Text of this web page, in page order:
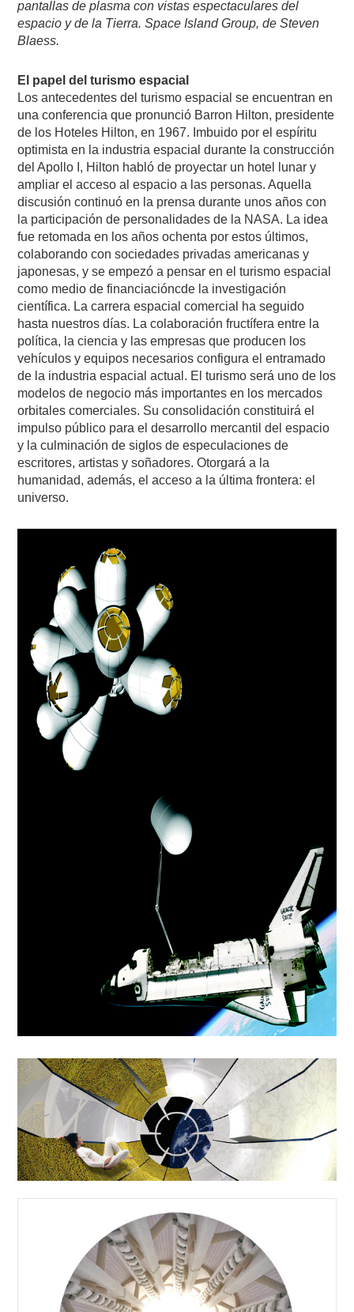
pantallas de plasma con vistas espectaculares del
espacio y de la Tierra. Space Island Group, de Steven
Blaess.
El papel del turismo espacial
Los antecedentes del turismo espacial se encuentran en
una conferencia que pronunció Barron Hilton, presidente
de los Hoteles Hilton, en 1967. Imbuido por el espíritu
optimista en la industria espacial durante la construcción
del Apollo I, Hilton habló de proyectar un hotel lunar y
ampliar el acceso al espacio a las personas. Aquella
discusión continuó en la prensa durante unos años con
la participación de personalidades de la NASA. La idea
fue retomada en los años ochenta por estos últimos,
colaborando con sociedades privadas americanas y
japonesas, y se empezó a pensar en el turismo espacial
como medio de financiacióncde la investigación
científica. La carrera espacial comercial ha seguido
hasta nuestros días. La colaboración fructífera entre la
política, la ciencia y las empresas que producen los
vehículos y equipos necesarios configura el entramado
de la industria espacial actual. El turismo será uno de los
modelos de negocio más importantes en los mercados
orbitales comerciales. Su consolidación constituirá el
impulso público para el desarrollo mercantil del espacio
y la culminación de siglos de especulaciones de
escritores, artistas y soñadores. Otorgará a la
humanidad, además, el acceso a la última frontera: el
universo.